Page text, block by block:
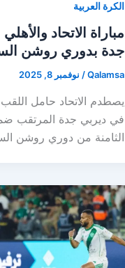
الكرة العربية
مباراة الاتحاد
جدة بدوري روشن
Qalamsa
/ نوفمبر 8, 2025
يصطدم الاتحاد حامل اللقب
في ديربي جدة المرتقب
الثامنة من دوري روشن